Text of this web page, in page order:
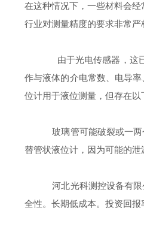
在这种情况下，一些材料会
行业对测量精度的要求非常
由于光电传感器，这已
作与液体的介电常数、电导
位计用于液位测量，但存在
玻璃管可能破裂或一两
替管状液位计，因为可能的
河北光科测控设备有限
全性。长期低成本。投资回